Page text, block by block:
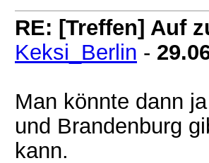
RE: [Treffen] Auf
Keksi_Berlin -
Man könnte dann
und Brandenburg
kann.